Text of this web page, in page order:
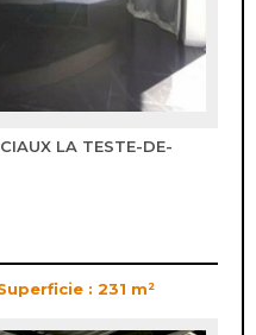
LA TESTE-DE-
: 231 m²